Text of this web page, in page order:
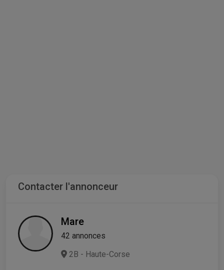
Contacter l'annonceur
Mare
42 annonces
2B - Haute-Corse